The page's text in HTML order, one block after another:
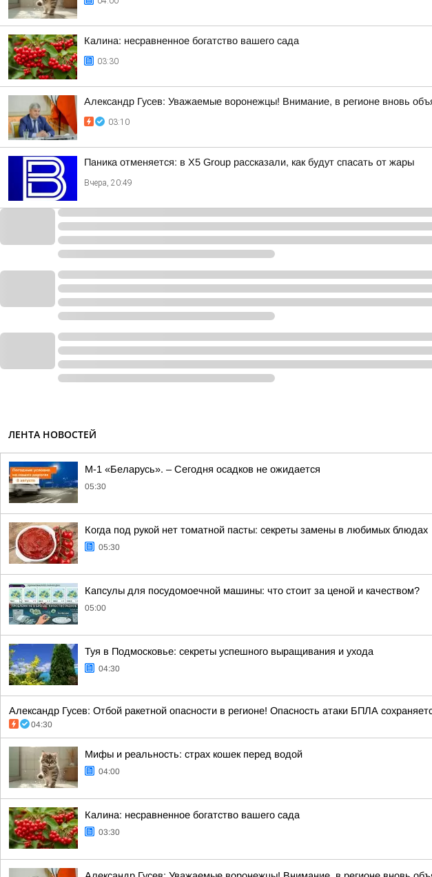
Калина: несравненное богатство вашего сада
03:30
Александр Гусев: Уважаемые воронежцы! Внимание, в регионе вновь
03:10
Паника отменяется: в X5 Group рассказали, как будут спасать от жары
Вчера, 20:49
ЛЕНТА НОВОСТЕЙ
М-1 «Беларусь». – Сегодня осадков не ожидается
05:30
Когда под рукой нет томатной пасты: секреты замены в любимых блюдах
05:30
Капсулы для посудомоечной машины: что стоит за ценой и качеством?
05:00
Туя в Подмосковье: секреты успешного выращивания и ухода
04:30
Александр Гусев: Отбой ракетной опасности в регионе! Опасность атаки БПЛА
04:30
Мифы и реальность: страх кошек перед водой
04:00
Калина: несравненное богатство вашего сада
03:30